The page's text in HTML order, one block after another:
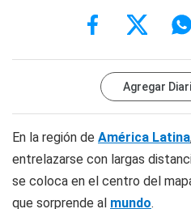
Agregar
En la región de América Latina
entrelazarse con largas
se coloca en el centro del
que sorprende al mundo.